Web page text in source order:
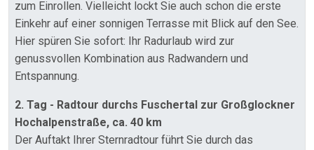
zum Einrollen. Vielleicht lockt Sie auch schon die erste
Einkehr auf einer sonnigen Terrasse mit Blick auf den See.
Hier spüren Sie sofort: Ihr Radurlaub wird zur
genussvollen Kombination aus Radwandern und
Entspannung.
2. Tag - Radtour durchs Fuschertal zur Großglockner
Hochalpenstraße, ca. 40 km
Der Auftakt Ihrer Sternradtour führt Sie durch das